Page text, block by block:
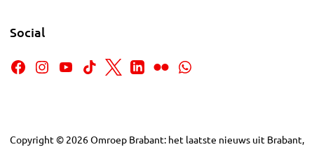
Social
Copyright © 2026Omroep Brabant: het laatste nieuws uit Brabant,